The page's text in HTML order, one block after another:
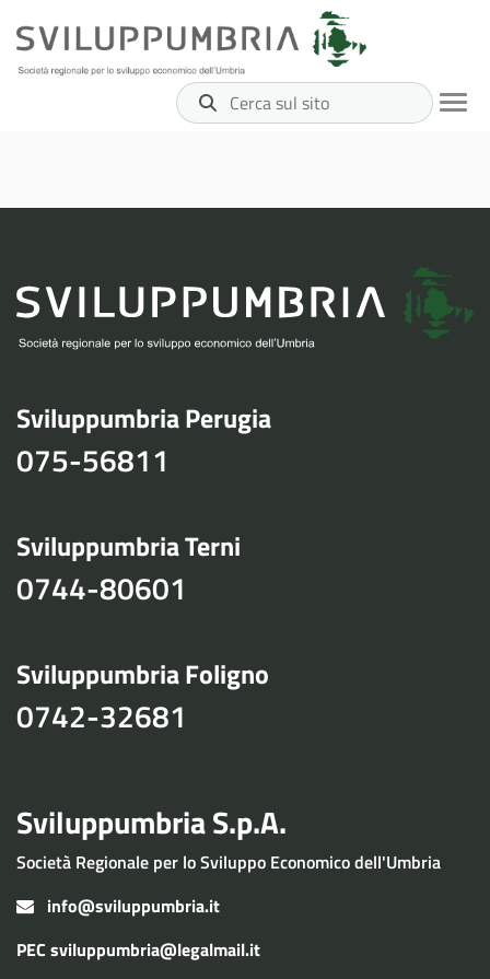
Cerca sul sito
Sviluppumbria Perugia
075-56811
Sviluppumbria Terni
0744-80601
Sviluppumbria Foligno
0742-32681
Sviluppumbria S.p.A.
Società Regionale per lo Sviluppo Economico dell'Umbria
info@sviluppumbria.it
PEC sviluppumbria@legalmail.it